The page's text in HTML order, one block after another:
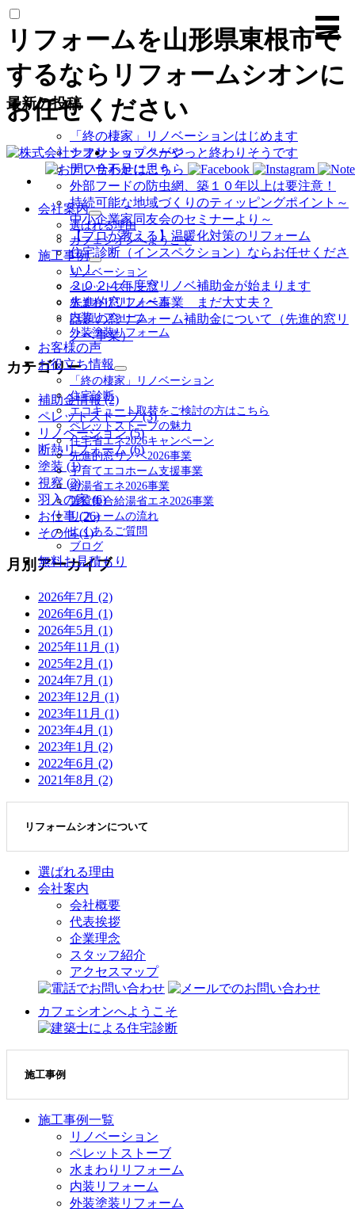
リフォームを山形県東根市で
するならリフォームシオンに
お任せください
トップページ
会社案内
サ
ブ
メ
ニ
ュ
ー
を
展
開
選ばれる理由
カフェシオンへようこそ
施工事例
サ
ブ
メ
ニ
ュ
ー
を
展
開
リノベーション
ペレットストーブ
水まわりリフォーム
内装リフォーム
外装塗装リフォーム
お客様の声
お役立ち情報
サ
ブ
ニ
ュ
ー
を
展
開
「終の棲家」リノベーション
住宅診断
エコキュート取替をご検討の方はこちら
ペレットストーブの魅力
住宅省エネ2026キャンペーン
先進的窓リノベ2026事業
子育てエコホーム支援事業
給湯省エネ2026事業
賃貸集合給湯省エネ2026事業
リフォームの流れ
よくあるご質問
ブログ
無料お見積もり
最新の投稿
「終の棲家」リノベーションはじめます
ナフサショックがやっと終わりそうです
ナフサ不足に思う
外部フードの防虫網、築１０年以上は要注意！
持続可能な地域づくりのティッピングポイント～
中小企業家同友会のセミナーより～
【プロが教える】温暖化対策のリフォーム
住宅診断（インスペクション）ならお任せくださ
い！
２０２４年度窓リノベ補助金が始まります
先進的窓リノベ事業 まだ大丈夫？
話題の窓リフォーム補助金について（先進的窓リ
ノベ事業）
カテゴリー
補助金情報 (2)
ペレットストーブ (3)
リノベーション (5)
断熱リフォーム (6)
塗装 (1)
視察 (3)
羽入の家 (6)
お仕事 (26)
その他 (1)
月別アーカイブ
2026年7月 (2)
2026年6月 (1)
2026年5月 (1)
2025年11月 (1)
2025年2月 (1)
2024年7月 (1)
2023年12月 (1)
2023年11月 (1)
2023年4月 (1)
2023年1月 (2)
2022年6月 (2)
2021年8月 (2)
リフォームシオンについて
選ばれる理由
会社案内
会社概要
代表挨拶
企業理念
スタッフ紹介
アクセスマップ
カフェシオンへようこそ
施工事例
施工事例一覧
リノベーション
ペレットストーブ
水まわりリフォーム
内装リフォーム
外装塗装リフォーム